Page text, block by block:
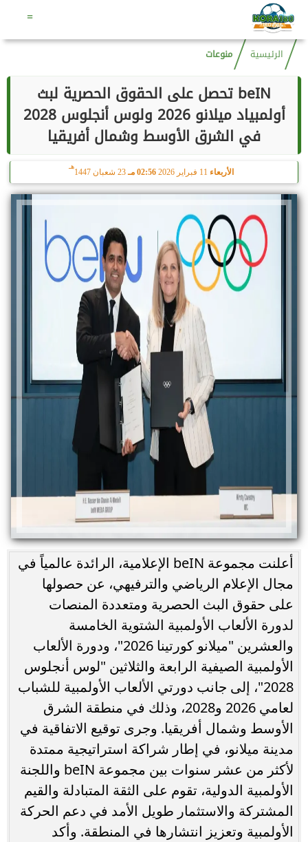
=
الرئيسية منوعات
beIN تحصل على الحقوق الحصرية لبث
أولمبياد ميلانو 2026 ولوس أنجلوس 2028
في الشرق الأوسط وشمال أفريقيا
الأربعاء 02:56 مـ 23 شعبان 1447
هـ
أعلنت مجموعة beIN الإعلامية، الرائدة عالمياً في
مجال الإعلام الرياضي والترفيهي، عن حصولها
على حقوق البث الحصرية ومتعددة المنصات
لدورة الألعاب الأولمبية الشتوية الخامسة
والعشرين "ميلانو كورتينا 2026"، ودورة الألعاب
الأولمبية الصيفية الرابعة والثلاثين "لوس أنجلوس
2028"، إلى جانب دورتي الألعاب الأولمبية للشباب
لعامي 2026 و2028، وذلك في منطقة الشرق
الأوسط وشمال أفريقيا. وجرى توقيع الاتفاقية في
مدينة ميلانو، في إطار شراكة استراتيجية ممتدة
لأكثر من عشر سنوات بين مجموعة beIN واللجنة
الأولمبية الدولية، تقوم على الثقة المتبادلة والقيم
المشتركة والاستثمار طويل الأمد في دعم الحركة
الأولمبية وتعزيز انتشارها في المنطقة. وأكد